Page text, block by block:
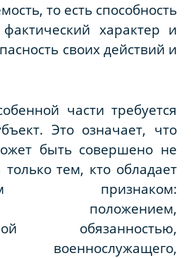
то есть способность
характер и
своих действий и
части требуется
Это означает, что
быть совершено не
тем, кто обладает
признаком:
положением,
обязанностью,